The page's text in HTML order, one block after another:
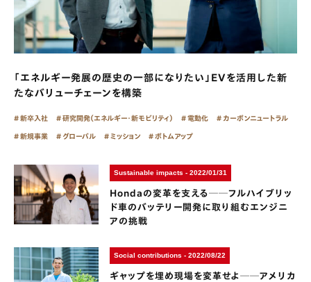
「エネルギー発展の歴史の一部になりたい」EVを活用した新
たなバリューチェーンを構築
新卒入社 研究開発（エネルギー・新モビリティ） 電動化 カーボンニュートラル
新規事業 グローバル ミッション ボトムアップ
Sustainable impacts - 2022/01/31
Hondaの変革を支える──フルハイブリッ
ド車のバッテリー開発に取り組むエンジニ
アの挑戦
Social contributions - 2022/08/22
ギャップを埋め現場を変革せよ──アメリカ